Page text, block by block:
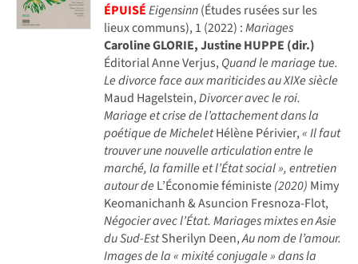
ÉPUISÉEigensinn(Études rusées sur les
lieux communs), 1 (2022) :Mariages
Caroline GLORIE, Justine HUPPE (dir.)
Éditorial Anne Verjus,Quand le mariage tue.
Le divorce face aux mariticides au XIXe siècle
Maud Hagelstein,Divorcer avec le roi.
Mariage et crise de l’attachement dans la
poétique de MicheletHélène Périvier,« Il faut
trouver une nouvelle articulation entre le
marché, la famille et l’État social », entretien
autour de L’Économie féministe(2020) Mimy
Keomanichanh & Asuncion Fresnoza-Flot,
Négocier avec l’État. Mariages mixtes en Asie
du Sud-EstSherilyn Deen,Au nom de l’amour.
Images de la « mixité conjugale » dans la